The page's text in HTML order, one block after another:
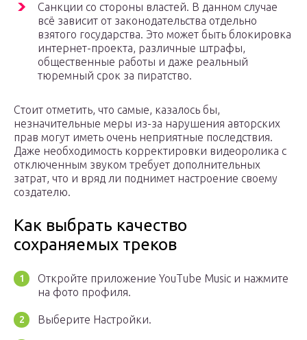
Санкции со стороны властей. В данном случае
всё зависит от законодательства отдельно
взятого государства. Это может быть блокировка
интернет-проекта, различные штрафы,
общественные работы и даже реальный
тюремный срок за пиратство.
Стоит отметить, что самые, казалось бы,
незначительные меры из-за нарушения авторских
прав могут иметь очень неприятные последствия.
Даже необходимость корректировки видеоролика с
отключенным звуком требует дополнительных
затрат, что и вряд ли поднимет настроение своему
создателю.
Как выбрать качество
сохраняемых треков
Откройте приложение YouTube Music и нажмите
на фото профиля.
Выберите Настройки.